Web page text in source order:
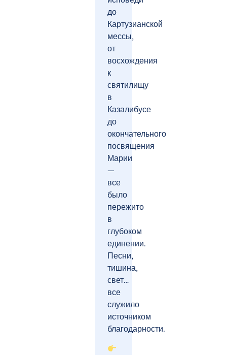
до
Картузианской
мессы,
от
восхождения
к
святилищу
в
Казалибусе
до
окончательного
посвящения
Марии
—
все
было
пережито
в
глубоком
единении.
Песни,
тишина,
свет…
все
служило
источником
благодарности.